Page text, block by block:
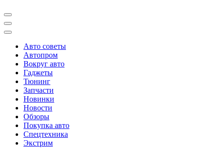
Авто советы
Автопром
Вокруг авто
Гаджеты
Тюнинг
Запчасти
Новинки
Новости
Обзоры
Покупка авто
Спецтехника
Экстрим